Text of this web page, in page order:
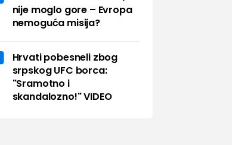
nije moglo gore – Evropa
nemoguća misija?
Hrvati pobesneli zbog
srpskog UFC borca:
"Sramotno i
skandalozno!" VIDEO